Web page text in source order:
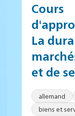
Cours
La
et de
allemand
biens et